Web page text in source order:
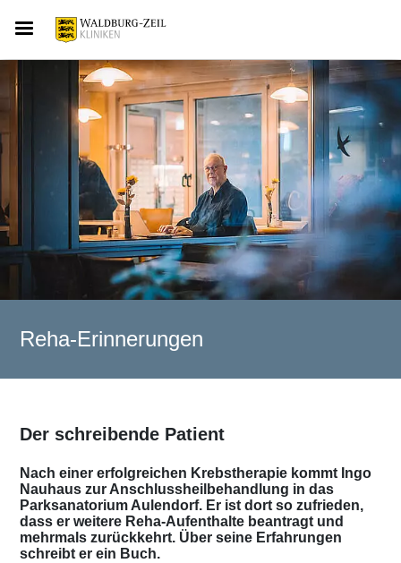
Reha-Erinnerungen
Der schreibende Patient
Nach einer erfolgreichen Krebstherapie kommt Ingo
Nauhaus zur Anschlussheilbehandlung in das
Parksanatorium Aulendorf. Er ist dort so zufrieden,
dass er weitere Reha-Aufenthalte beantragt und
mehrmals zurückkehrt. Über seine Erfahrungen
schreibt er ein Buch.